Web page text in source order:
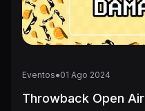
Eventos●01 Ago 2024
Throwback Open Air